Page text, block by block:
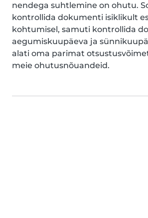
nendega suhtlemine on ohutu.
kontrollida dokumenti isiklikult
kohtumisel, samuti kontrollida
aegumiskuupäeva ja
alati oma parimat
meie ohutusnõuandeid.